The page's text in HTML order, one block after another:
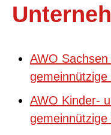
AWO
gemeinnützige
AWO Kinder-
gemeinnützige